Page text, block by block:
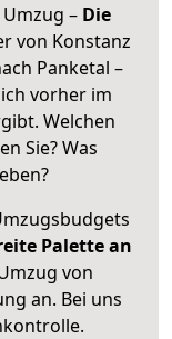
– Die
von Konstanz
Panketal –
vorher im
Welchen
Sie? Was
Palette an
von
an. Bei uns